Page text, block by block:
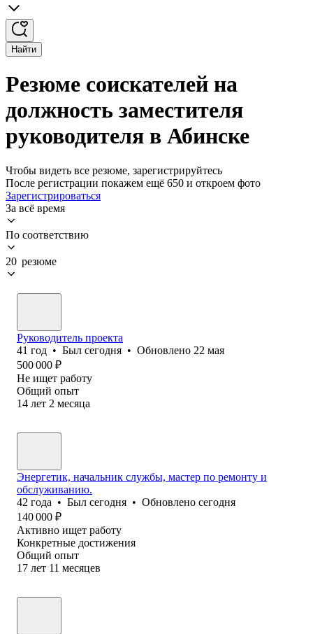
Найти
Резюме соискателей на
должность заместителя
руководителя в Абинске
Чтобы видеть все резюме, зарегистрируйтесь
После регистрации покажем ещё 650 и откроем фото
Зарегистрироваться
За всё время
По соответствию
20 резюме
Руководитель проекта
41 год • Был сегодня • Обновлено 22 мая
500 000 ₽
Не ищет работу
Общий опыт
14 лет 2 месяца
Энергетик, начальник службы, мастер по ремонту и
обслуживанию.
42 года • Был сегодня • Обновлено сегодня
140 000 ₽
Активно ищет работу
Конкретные достижения
Общий опыт
17 лет 11 месяцев